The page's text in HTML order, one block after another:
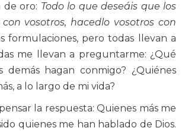
de oro: Todo lo que deseáis que los
vosotros, hacedlo vosotros con
formulaciones, pero todas llevan a
me llevan a preguntarme: ¿Qué
hagan conmigo? ¿Quiénes
a lo largo de mi vida?
la respuesta: Quienes más me
quienes me han hablado de Dios.